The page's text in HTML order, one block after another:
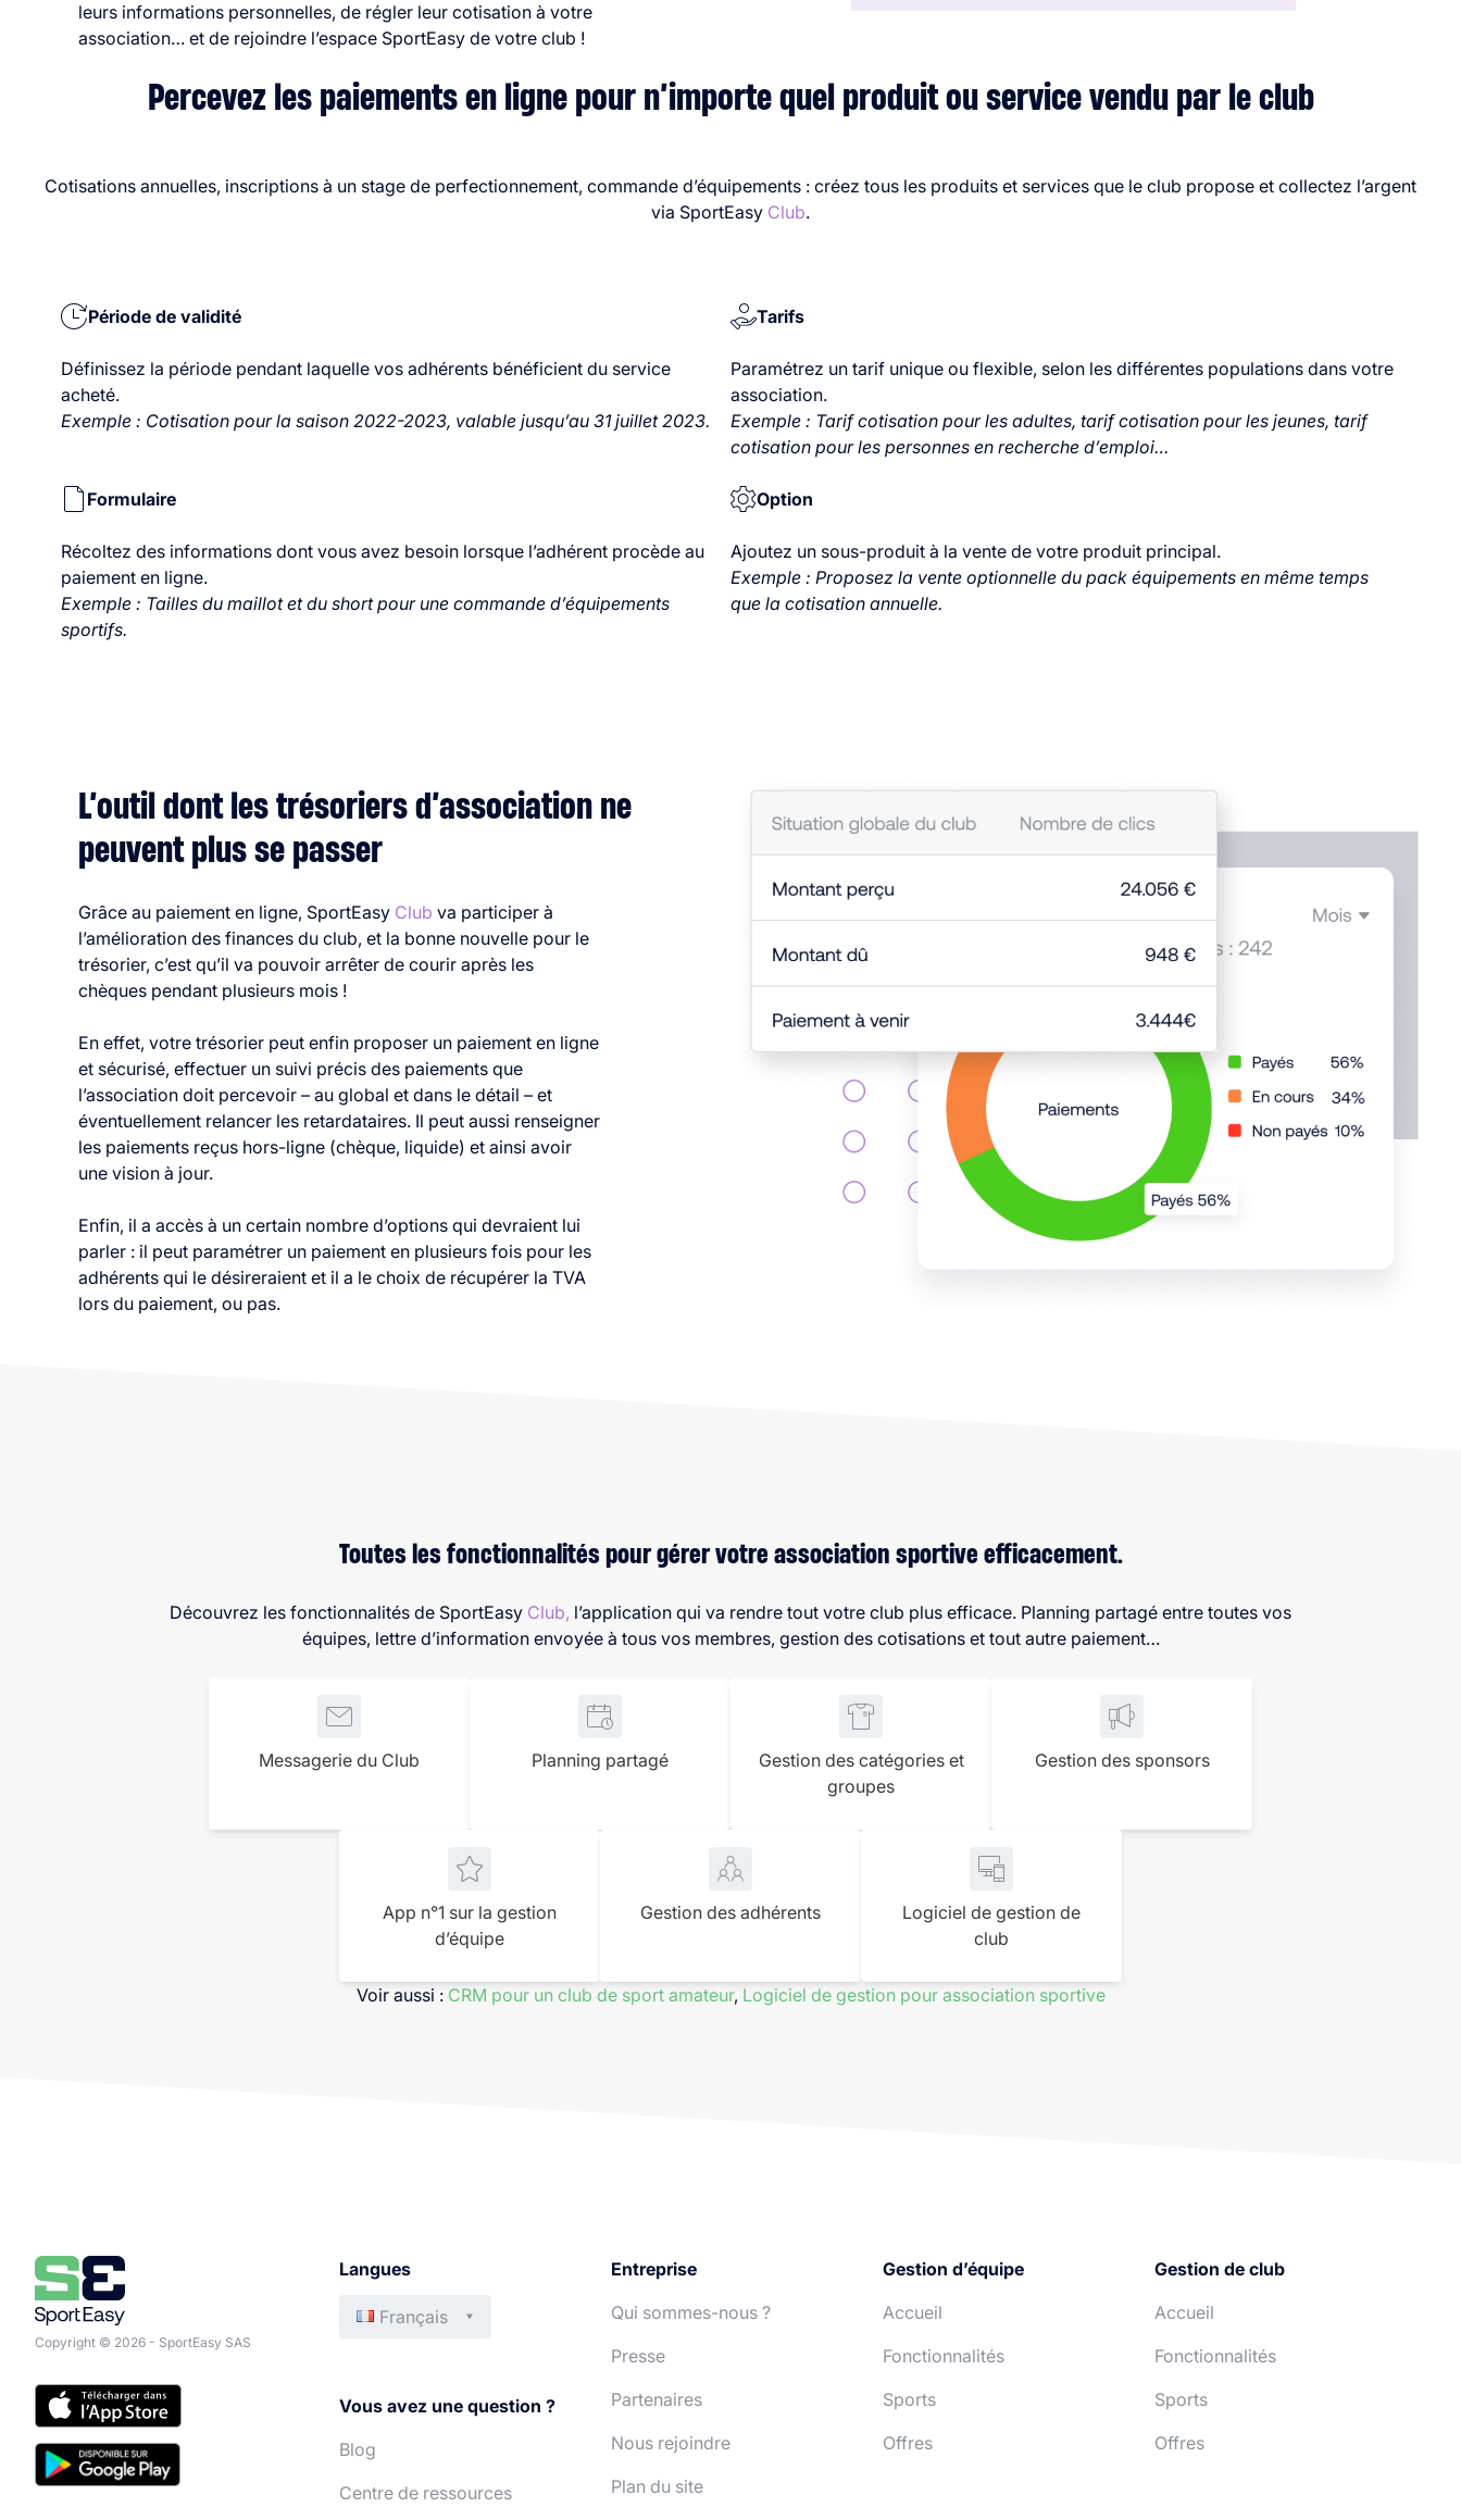
leurs informations personnelles, de régler leur cotisation à votre
association… et de rejoindre l’espace SportEasy de votre club !
Percevez les paiements en ligne pour n’importe quel produit ou service vendu par le club
Cotisations annuelles, inscriptions à un stage de perfectionnement, commande d’équipements : créez tous les produits et services que le club propose et collectez l’argent
via SportEasy Club.
Période de validité
Définissez la période pendant laquelle vos adhérents bénéficient du service
acheté.
Exemple : Cotisation pour la saison 2022-2023, valable jusqu’au 31 juillet 2023.
Tarifs
Paramétrez un tarif unique ou flexible, selon les différentes populations dans votre
association.
Exemple : Tarif cotisation pour les adultes, tarif cotisation pour les jeunes, tarif
cotisation pour les personnes en recherche d’emploi…
Formulaire
Récoltez des informations dont vous avez besoin lorsque l’adhérent procède au
paiement en ligne.
Exemple : Tailles du maillot et du short pour une commande d’équipements
sportifs.
Option
Ajoutez un sous-produit à la vente de votre produit principal.
Exemple : Proposez la vente optionnelle du pack équipements en même temps
que la cotisation annuelle.
L’outil dont les trésoriers d’association ne
peuvent plus se passer
Grâce au paiement en ligne, SportEasy Club va participer à
l’amélioration des finances du club, et la bonne nouvelle pour le
trésorier, c’est qu’il va pouvoir arrêter de courir après les
chèques pendant plusieurs mois !
En effet, votre trésorier peut enfin proposer un paiement en ligne
et sécurisé, effectuer un suivi précis des paiements que
l’association doit percevoir – au global et dans le détail – et
éventuellement relancer les retardataires. Il peut aussi renseigner
les paiements reçus hors-ligne (chèque, liquide) et ainsi avoir
une vision à jour.
Enfin, il a accès à un certain nombre d’options qui devraient lui
parler : il peut paramétrer un paiement en plusieurs fois pour les
adhérents qui le désireraient et il a le choix de récupérer la TVA
lors du paiement, ou pas.
Toutes les fonctionnalités pour gérer votre association sportive efficacement.
Découvrez les fonctionnalités de SportEasy Club, l’application qui va rendre tout votre club plus efficace. Planning partagé entre toutes vos
équipes, lettre d’information envoyée à tous vos membres, gestion des cotisations et tout autre paiement…
Messagerie du Club Planning partagé
Gestion des catégories et
groupes
Gestion des sponsors
App n°1 sur la gestion
d’équipe
Gestion des adhérents
Logiciel de gestion de
club
Voir aussi : CRM pour un club de sport amateur, Logiciel de gestion pour association sportive
Copyright © 2026 - SportEasy SAS
Langues
Français
Vous avez une question ?
Blog
Centre de ressources
Entreprise
Qui sommes-nous ?
Presse
Partenaires
Nous rejoindre
Plan du site
Gestion d’équipe
Accueil
Fonctionnalités
Sports
Offres
Gestion de club
Accueil
Fonctionnalités
Sports
Offres